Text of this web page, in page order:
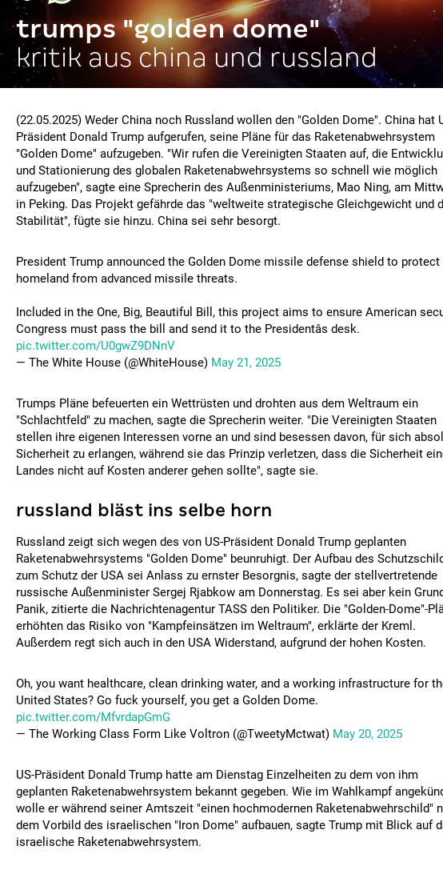
trumps "golden dome"
kritik aus china und russland
(22.05.2025) Weder China noch Russland wollen den "Golden Dome". China hat
Präsident Donald Trump aufgerufen, seine Pläne für das Raketenabwehrsystem
"Golden Dome" aufzugeben. "Wir rufen die Vereinigten Staaten auf, die
und Stationierung des globalen Raketenabwehrsystems so schnell wie möglich
aufzugeben", sagte eine Sprecherin des Außenministeriums, Mao Ning, am
in Peking. Das Projekt gefährde das "weltweite strategische Gleichgewicht und
Stabilität", fügte sie hinzu. China sei sehr besorgt.
President Trump announced the Golden Dome missile defense shield to protect
homeland from advanced missile threats.
Included in the One, Big, Beautiful Bill, this project aims to ensure American
Congress must pass the bill and send it to the Presidentâs desk.
pic.twitter.com/U0gwZ9DNnV
— The White House (@WhiteHouse) May 21, 2025
Trumps Pläne befeuerten ein Wettrüsten und drohten aus dem Weltraum ein
"Schlachtfeld" zu machen, sagte die Sprecherin weiter. "Die Vereinigten Staaten
stellen ihre eigenen Interessen vorne an und sind besessen davon, für sich
Sicherheit zu erlangen, während sie das Prinzip verletzen, dass die Sicherheit
Landes nicht auf Kosten anderer gehen sollte", sagte sie.
russland bläst ins selbe horn
Russland zeigt sich wegen des von US-Präsident Donald Trump geplanten
Raketenabwehrsystems "Golden Dome" beunruhigt. Der Aufbau des
zum Schutz der USA sei Anlass zu ernster Besorgnis, sagte der stellvertretende
russische Außenminister Sergej Rjabkow am Donnerstag. Es sei aber kein
Panik, zitierte die Nachrichtenagentur TASS den Politiker. Die "Golden-Dome"-
erhöhten das Risiko von "Kampfeinsätzen im Weltraum", erklärte der Kreml.
Außerdem regt sich auch in den USA Widerstand, aufgrund der hohen Kosten.
Oh, you want healthcare, clean drinking water, and a working infrastructure for
United States? Go fuck yourself, you get a Golden Dome.
pic.twitter.com/MfvrdapGmG
— The Working Class Form Like Voltron (@TweetyMctwat) May 20, 2025
US-Präsident Donald Trump hatte am Dienstag Einzelheiten zu dem von ihm
geplanten Raketenabwehrsystem bekannt gegeben. Wie im Wahlkampf
wolle er während seiner Amtszeit "einen hochmodernen Raketenabwehrschild"
dem Vorbild des israelischen "Iron Dome" aufbauen, sagte Trump mit Blick auf
israelische Raketenabwehrsystem.